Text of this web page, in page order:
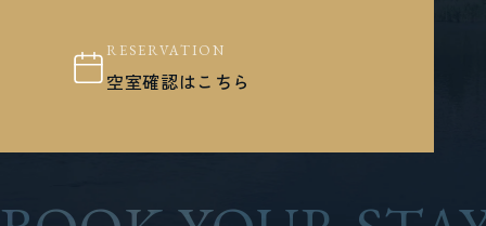
RESERVATION
空室確認はこちら